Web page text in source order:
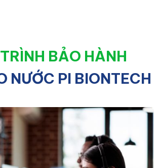
BẢO HÀNH
NƯỚC PI BIONTECH